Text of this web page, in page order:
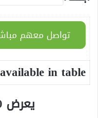
تواصل معهم
in table
يعرض 0 إلى 0 من أصل 0 سجلّ